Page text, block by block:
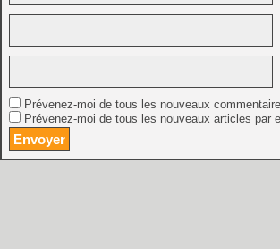
Prévenez-moi de tous les nouveaux
Prévenez-moi de tous les nouveaux articles par